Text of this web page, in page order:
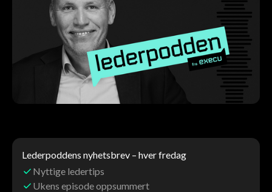
Lederpoddens nyhetsbrev – hver fredag
Nyttige ledertips
Ukens episode oppsummert